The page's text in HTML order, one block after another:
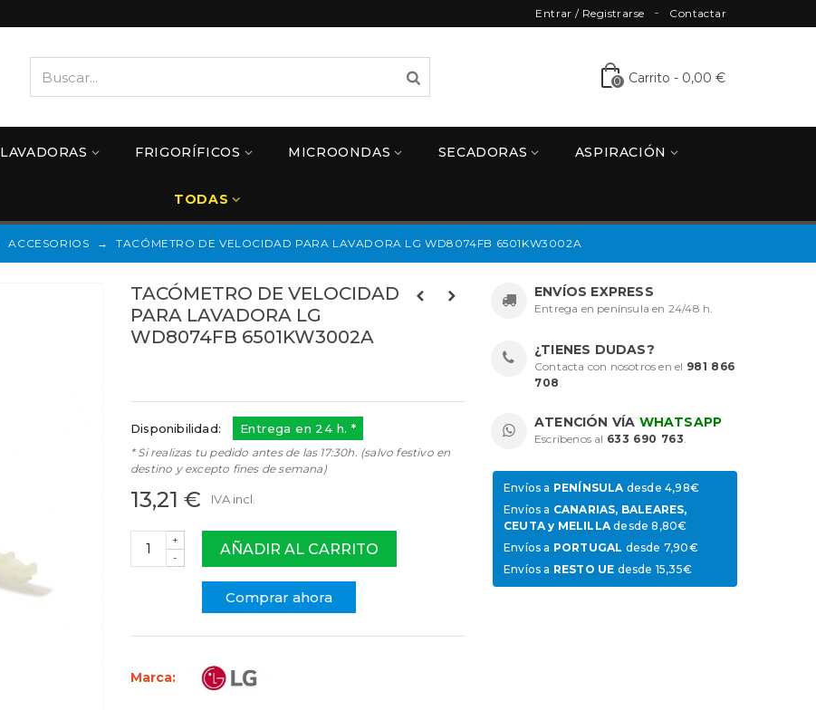
Contactar
Entrar / Registrarse
0 Carrito - 0,00 €
LAVADORAS FRIGORÍFICOS MICROONDAS SECADORAS ASPIRACIÓN
TODAS
ACCESORIOS → TACÓMETRO DE VELOCIDAD PARA LAVADORA LG WD8074FB 6501KW3002A
TACÓMETRO DE VELOCIDAD
PARA LAVADORA LG
WD8074FB 6501KW3002A
Disponibilidad: Entrega en 24 h. *
* Si realizas tu pedido antes de las 17:30h. (salvo festivo en
destino y excepto fines de semana)
13,21 € IVA incl.
-
+
AÑADIR AL CARRITO
Comprar ahora
Marca:
ENVÍOS EXPRESS
Entrega en península en 24/48 h.
¿TIENES DUDAS?
Contacta con nosotros en el 981 866
708 .
ATENCIÓN VÍA WHATSAPP
Escríbenos al 633 690 763.
Envíos a PENÍNSULAdesde 4,98€
Envíos a CANARIAS, BALEARES,
CEUTA y MELILLAdesde 8,80€
Envíos a PORTUGAL desde 7,90€
Envíos a RESTO UE desde 15,35€